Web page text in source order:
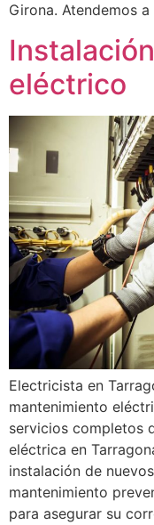
Girona. Atendemos
eléctrico
Electricista en
mantenimiento
servicios completos
eléctrica en
instalación de
mantenimiento
para asegurar su